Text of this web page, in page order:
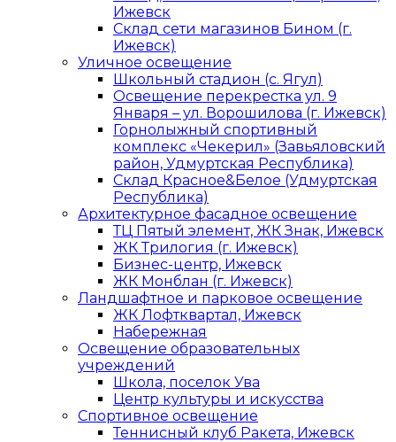
Ижевск
Склад сети магазинов Бином (г.
Ижевск)
Уличное освещение
Школьный стадион (с. Ягул)
Освещение перекрестка ул. 9
Января – ул. Ворошилова (г. Ижевск)
Горнолыжный спортивный
комплекс «Чекерил» (Завьяловский
район, Удмуртская Республика)
Склад Красное&Белое (Удмуртская
Республика)
Архитектурное фасадное освещение
ТЦ Пятый элемент, ЖК Знак, Ижевск
ЖК Трилогия (г. Ижевск)
Бизнес-центр, Ижевск
ЖК Монблан (г. Ижевск)
Ландшафтное и парковое освещение
ЖК Лофтквартал, Ижевск
Набережная
Освещение образовательных
учреждений
Школа, поселок Ува
Центр культуры и искусства
Спортивное освещение
Теннисный клуб Ракета, Ижевск